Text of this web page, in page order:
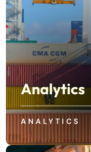
Analytics
ANALYTICS